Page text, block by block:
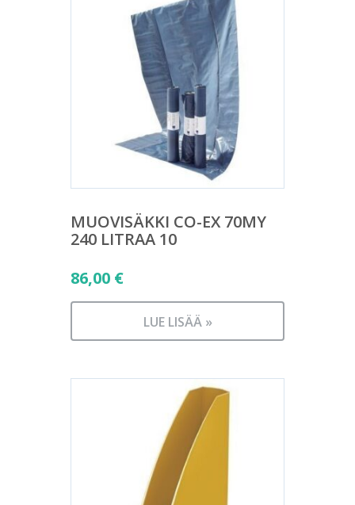
MUOVISÄKKI CO-EX 70MY
240 LITRAA 10
86,00 €
LUE LISÄÄ »